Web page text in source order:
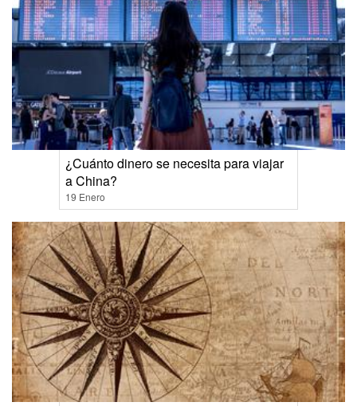
¿Cuánto dinero se necesita para viajar
a China?
19 Enero